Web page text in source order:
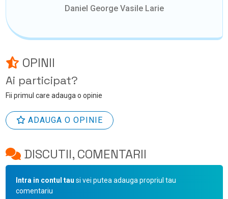
Daniel George Vasile Larie
OPINII
Ai participat?
Fii primul care adauga o opinie
ADAUGA O OPINIE
DISCUTII, COMENTARII
Intra in contul tau si vei putea adauga propriul tau
comentariu